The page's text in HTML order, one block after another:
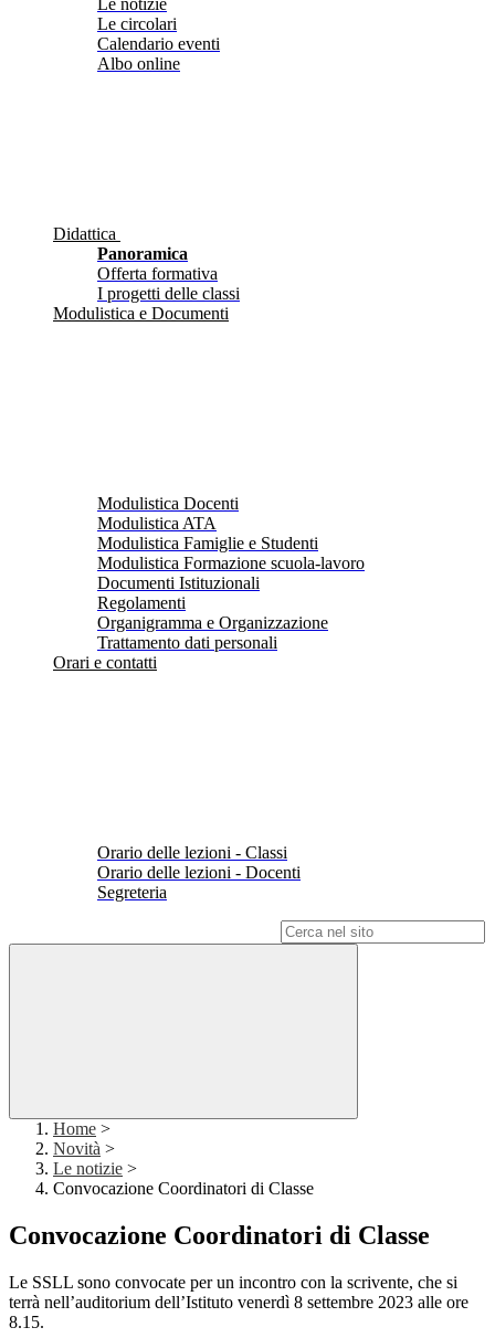
Le notizie
Le circolari
Calendario eventi
Albo online
Didattica
Panoramica
Offerta formativa
I progetti delle classi
Modulistica e Documenti
Modulistica Docenti
Modulistica ATA
Modulistica Famiglie e Studenti
Modulistica Formazione scuola-lavoro
Documenti Istituzionali
Regolamenti
Organigramma e Organizzazione
Trattamento dati personali
Orari e contatti
Orario delle lezioni - Classi
Orario delle lezioni - Docenti
Segreteria
Home >
Novità >
Le notizie >
Convocazione Coordinatori di Classe
Convocazione Coordinatori di Classe
Le SSLL sono convocate per un incontro con la scrivente, che si
terrà nell’auditorium dell’Istituto venerdì 8 settembre 2023 alle ore
8.15.